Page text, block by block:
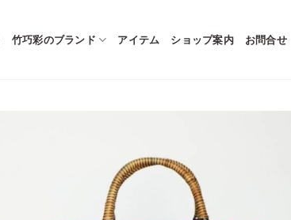
竹巧彩のブランド アイテム ショップ案内 お問合せ